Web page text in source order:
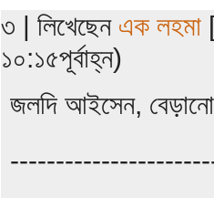
৩ | লিখেছেন এক লহমা
১০:১৫পূর্বাহ্ন)
জলদি আইসেন,